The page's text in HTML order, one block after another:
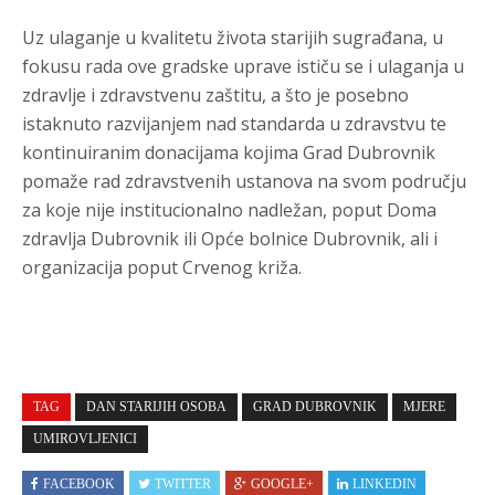
Uz ulaganje u kvalitetu života starijih sugrađana, u
fokusu rada ove gradske uprave ističu se i ulaganja u
zdravlje i zdravstvenu zaštitu, a što je posebno
istaknuto razvijanjem nad standarda u zdravstvu te
kontinuiranim donacijama kojima Grad Dubrovnik
pomaže rad zdravstvenih ustanova na svom području
za koje nije institucionalno nadležan, poput Doma
zdravlja Dubrovnik ili Opće bolnice Dubrovnik, ali i
organizacija poput Crvenog križa.
TAG DAN STARIJIH OSOBA GRAD DUBROVNIK MJERE
UMIROVLJENICI
FACEBOOK TWITTER GOOGLE+
LINKEDIN